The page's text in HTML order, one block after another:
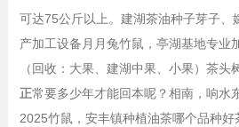
可达75公斤以上。建湖茶油种子芽子、
产加工设备月月兔竹鼠，亭湖基地专业
（回收：大果、建湖中果、小果）茶头
正常要多少年才能回本呢？相南，响水
2025竹鼠，安丰镇种植油茶哪个品种好